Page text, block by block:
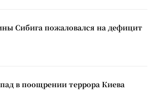
Сибига пожаловался на дефицит
в поощрении террора Киева